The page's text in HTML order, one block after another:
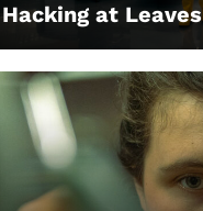
Hacking at Leaves
LEIHEN